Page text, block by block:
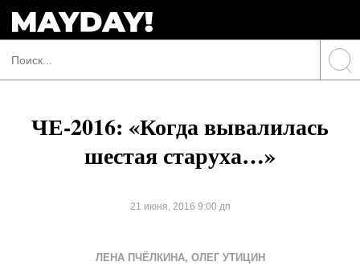
ЧЕ-2016: «Когда вывалилась
шестая старуха…»
21 июня, 2016 9:00 дп
ЛЕНА ПЧЁЛКИНА, ОЛЕГ УТИЦИН